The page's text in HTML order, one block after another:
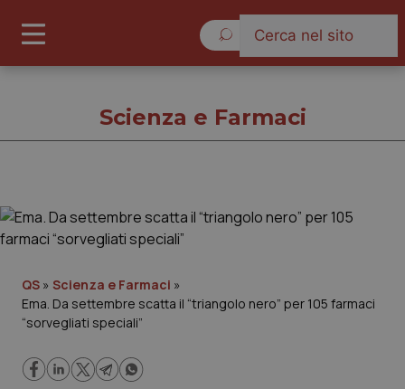
Governo e Parlamento
Regioni e Asl
Scienza e Farmaci
QS » Scienza e Farmaci »
Ema. Da settembre scatta il “triangolo nero” per 105 farmaci
“sorvegliati speciali”